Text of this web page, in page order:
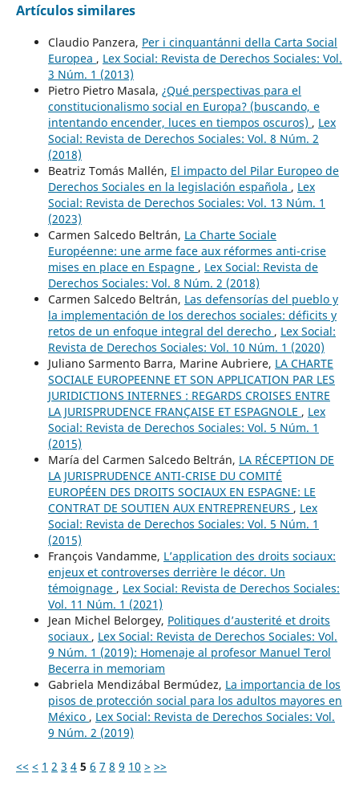
Artículos similares
Claudio Panzera, Per i cinquant´anni della Carta Social
Europea , Lex Social: Revista de Derechos Sociales: Vol.
3 Núm. 1 (2013)
Pietro Pietro Masala, ¿Qué perspectivas para el
constitucionalismo social en Europa? (buscando, e
intentando encender, luces en tiempos oscuros) , Lex
Social: Revista de Derechos Sociales: Vol. 8 Núm. 2
(2018)
Beatriz Tomás Mallén, El impacto del Pilar Europeo de
Derechos Sociales en la legislación española , Lex
Social: Revista de Derechos Sociales: Vol. 13 Núm. 1
(2023)
Carmen Salcedo Beltrán, La Charte Sociale
Européenne: une arme face aux réformes anti-crise
mises en place en Espagne , Lex Social: Revista de
Derechos Sociales: Vol. 8 Núm. 2 (2018)
Carmen Salcedo Beltrán, Las defensorías del pueblo y
la implementación de los derechos sociales: déficits y
retos de un enfoque integral del derecho , Lex Social:
Revista de Derechos Sociales: Vol. 10 Núm. 1 (2020)
Juliano Sarmento Barra, Marine Aubriere, LA CHARTE
SOCIALE EUROPEENNE ET SON APPLICATION PAR LES
JURIDICTIONS INTERNES : REGARDS CROISES ENTRE
LA JURISPRUDENCE FRANÇAISE ET ESPAGNOLE , Lex
Social: Revista de Derechos Sociales: Vol. 5 Núm. 1
(2015)
María del Carmen Salcedo Beltrán, LA RÉCEPTION DE
LA JURISPRUDENCE ANTI-CRISE DU COMITÉ
EUROPÉEN DES DROITS SOCIAUX EN ESPAGNE: LE
CONTRAT DE SOUTIEN AUX ENTREPRENEURS , Lex
Social: Revista de Derechos Sociales: Vol. 5 Núm. 1
(2015)
François Vandamme, L’application des droits sociaux:
enjeux et controverses derrière le décor. Un
témoignage , Lex Social: Revista de Derechos Sociales:
Vol. 11 Núm. 1 (2021)
Jean Michel Belorgey, Politiques d’austerité et droits
sociaux , Lex Social: Revista de Derechos Sociales: Vol.
9 Núm. 1 (2019): Homenaje al profesor Manuel Terol
Becerra in memoriam
Gabriela Mendizábal Bermúdez, La importancia de los
pisos de protección social para los adultos mayores en
México , Lex Social: Revista de Derechos Sociales: Vol.
9 Núm. 2 (2019)
<< < 1 2 3 4 5 6 7 8 9 10 > >>